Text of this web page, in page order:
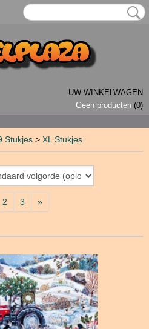
UW WINKELWAGEN
Geen producten (0)
Stukjes > XL Stukjes
2 3 »